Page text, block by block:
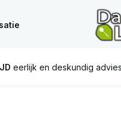
eerlijk en deskundig advies